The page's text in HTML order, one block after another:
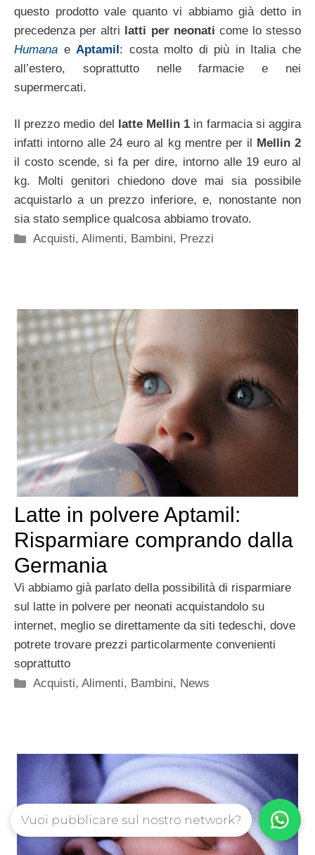
questo prodotto vale quanto vi abbiamo già detto in
precedenza per altri latti per neonati come lo stesso
Humana eAptamil: costa molto di più in Italia che
all’estero, soprattutto nelle farmacie e nei
supermercati.
Il prezzo medio del latte Mellin 1 in farmacia si aggira
infatti intorno alle 24 euro al kg mentre per il
Mellin 2
il costo scende, si fa per dire, intorno alle 19 euro al
kg. Molti genitori chiedono dove mai sia possibile
acquistarlo a un prezzo inferiore, e, nonostante non
sia stato semplice qualcosa abbiamo trovato.
Categorie
Acquisti,Alimenti, Bambini, Prezzi
Latte in polvere Aptamil:
Risparmiare comprando dalla
Germania
Vi abbiamo già parlato della possibilità di risparmiare
sul latte in polvere per neonati acquistandolo su
internet, meglio se direttamente da siti tedeschi, dove
potrete trovare prezzi particolarmente convenienti
soprattutto
Categorie
Acquisti,Alimenti, Bambini, News
Vuoi pubblicare sul nostro network?